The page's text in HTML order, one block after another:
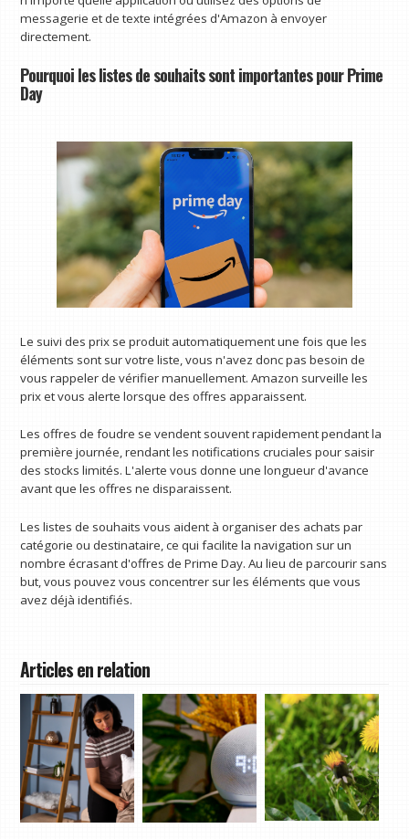
messagerie et de texte intégrées d'Amazon à envoyer
directement.
Pourquoi les listes de souhaits sont importantes pour Prime
Day
Le suivi des prix se produit automatiquement une fois que les
éléments sont sur votre liste, vous n'avez donc pas besoin de
vous rappeler de vérifier manuellement. Amazon surveille les
prix et vous alerte lorsque des offres apparaissent.
Les offres de foudre se vendent souvent rapidement pendant la
première journée, rendant les notifications cruciales pour saisir
des stocks limités. L'alerte vous donne une longueur d'avance
avant que les offres ne disparaissent.
Les listes de souhaits vous aident à organiser des achats par
catégorie ou destinataire, ce qui facilite la navigation sur un
nombre écrasant d'offres de Prime Day. Au lieu de parcourir sans
but, vous pouvez vous concentrer sur les éléments que vous
avez déjà identifiés.
Articles en relation